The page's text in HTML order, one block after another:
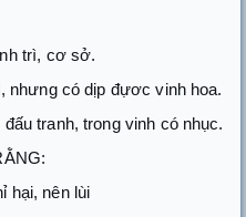
trì, cơ sở.
nhưng có dịp đựơc vinh hoa.
tranh, trong vinh có nhục.
hại, nên lùi